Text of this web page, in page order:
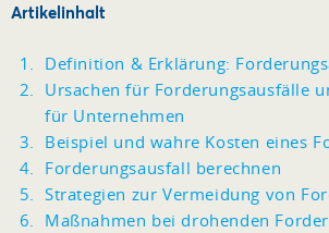
Artikelinhalt
Definition & Erklärung:
Ursachen für Forderungsausfälle
für Unternehmen
Beispiel und wahre Kosten eines
Forderungsausfall berechnen
Strategien zur Vermeidung von
Maßnahmen bei drohenden